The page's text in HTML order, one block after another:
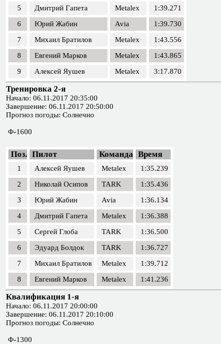
5
Дмитрий Гапета Metalex
1:39.271
6
Юрий Жабин Avia
1:39.730
7
Михаил Братилов Metalex
1:43.556
8
Евгений Марков Metalex
1:43.865
9
Алексей Яушев Metalex 3:17.870
Тренировка 2-я
Начало: 06.11.2017 20:35:00
Завершение: 06.11.2017 20:50:00
Прогноз погоды: Солнечно
Ф-1600
Поз. Пилот Команда Время
1 Алексей Яушев Metalex
1:35.239
2
Николай Осипов TARK
1:35.436
3
Юрий Жабин Avia
1:36.134
4
Дмитрий Гапета Metalex
1:36.388
5
Сергей Глоба TARK
1:36.500
6
Эдуард Болдок TARK
1:36.727
7
Михаил Братилов Metalex
1:39.712
8
Евгений Марков Metalex 1:41.236
Квалификация 1-я
Начало: 06.11.2017 20:00:00
Завершение: 06.11.2017 20:10:00
Прогноз погоды: Солнечно
Ф-1300